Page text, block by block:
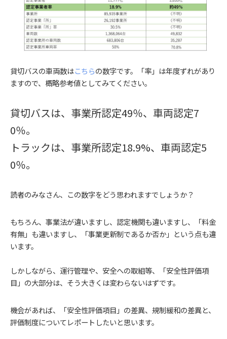
貸切バスの車両数はこちらの数字です。「率」は年度ずれがあり
ますので、概略参考値としてみてください。
貸切バスは、事業所認定49％、車両認定7
0％。
トラックは、事業所認定18.9%、車両認定5
0％。
読者のみなさん、この数字をどう思われますでしょうか？
もちろん、事業法が違いますし、認定機関も違いますし、「料金
有無」も違いますし、「事業更新制であるか否か」という点も違
います。
しかしながら、運行管理や、安全への取組等、「安全性評価項
目」の大部分は、そう大きくは変わらないはずです。
機会があれば、「安全性評価項目」の差異、規制緩和の差異と、
評価制度についてレポートしたいと思います。